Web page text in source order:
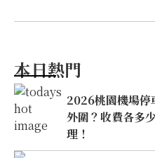
本日熱門
2026桃園機場停
外圍？收費各多
理！